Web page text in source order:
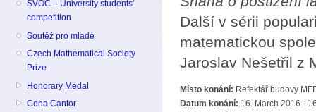
SVOČ – University students'
competition
Soutěž pro mladé
Czech Mathematical Society
Prize
Honorary Medal
Cena Cantor
Další v sérii
matematickou
Jaroslav Nešetřil z
Místo konání: Refektář budovy
Datum konání: 16. March 2016 -